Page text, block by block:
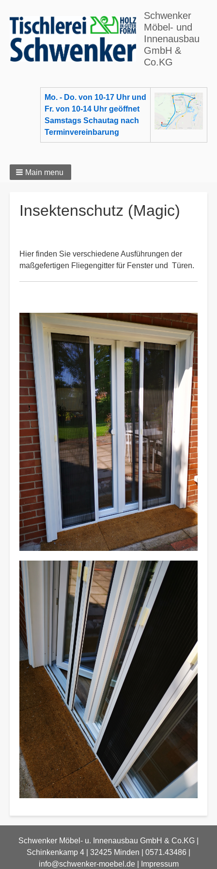
Schwenker
Möbel- und
Innenausbau
GmbH &
Co.KG
Mo. - Do. von 10-17 Uhr und
Fr. von 10-14 Uhr geöffnet
Samstags Schautag nach
Terminvereinbarung
Main menu
Insektenschutz (Magic)
Hier finden Sie verschiedene Ausführungen der
maßgefertigen Fliegengitter für Fenster und Türen.
Schwenker Möbel- u. Innenausbau GmbH & Co.KG |
Schinkenkamp 4 | 32425 Minden | 0571.43486 |
info@schwenker-moebel.de| Impressum